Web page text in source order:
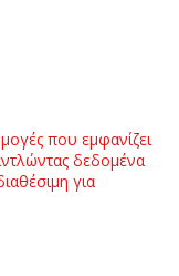
που εμφανίζει
δεδομένα
για